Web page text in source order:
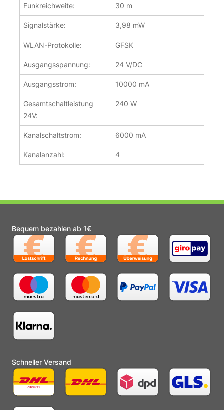
Funkreichweite: 30 m
Signalstärke: 3,98 mW
WLAN-Protokolle: GFSK
Ausgangsspannung: 24 V/DC
Ausgangsstrom: 10000 mA
Gesamtschaltleistung
24V:
240 W
Kanalschaltstrom: 6000 mA
Kanalanzahl: 4
Bequem bezahlen ab 1€
Schneller Versand